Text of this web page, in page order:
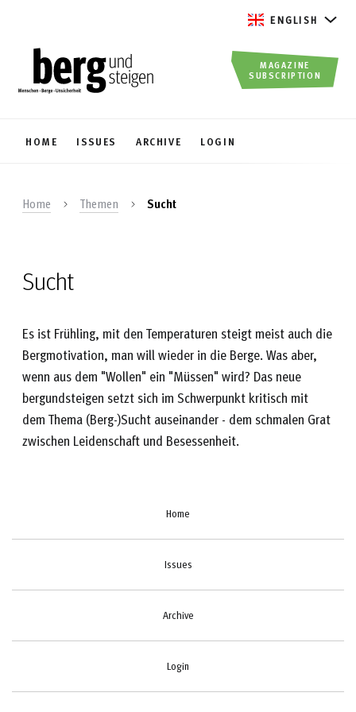
ENGLISH
HOME ISSUES ARCHIVE LOGIN
MAGAZINE
SUBSCRIPTION
Home Themen Sucht
Sucht
Es ist Frühling, mit den Temperaturen steigt meist auch die
Bergmotivation, man will wieder in die Berge. Was aber,
wenn aus dem "Wollen" ein "Müssen" wird? Das neue
bergundsteigen setzt sich im Schwerpunkt kritisch mit
dem Thema (Berg-)Sucht auseinander - dem schmalen Grat
zwischen Leidenschaft und Besessenheit.
Home
Issues
Archive
Login